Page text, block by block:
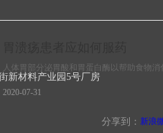
人体胃部分泌胃酸和胃蛋白酶以帮助食物
2020-07-31
新材料产业园5号厂房
分享到： 新浪